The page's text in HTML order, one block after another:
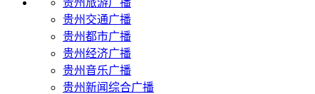
贵州交通广播
贵州都市广播
贵州经济广播
贵州音乐广播
贵州新闻综合广播